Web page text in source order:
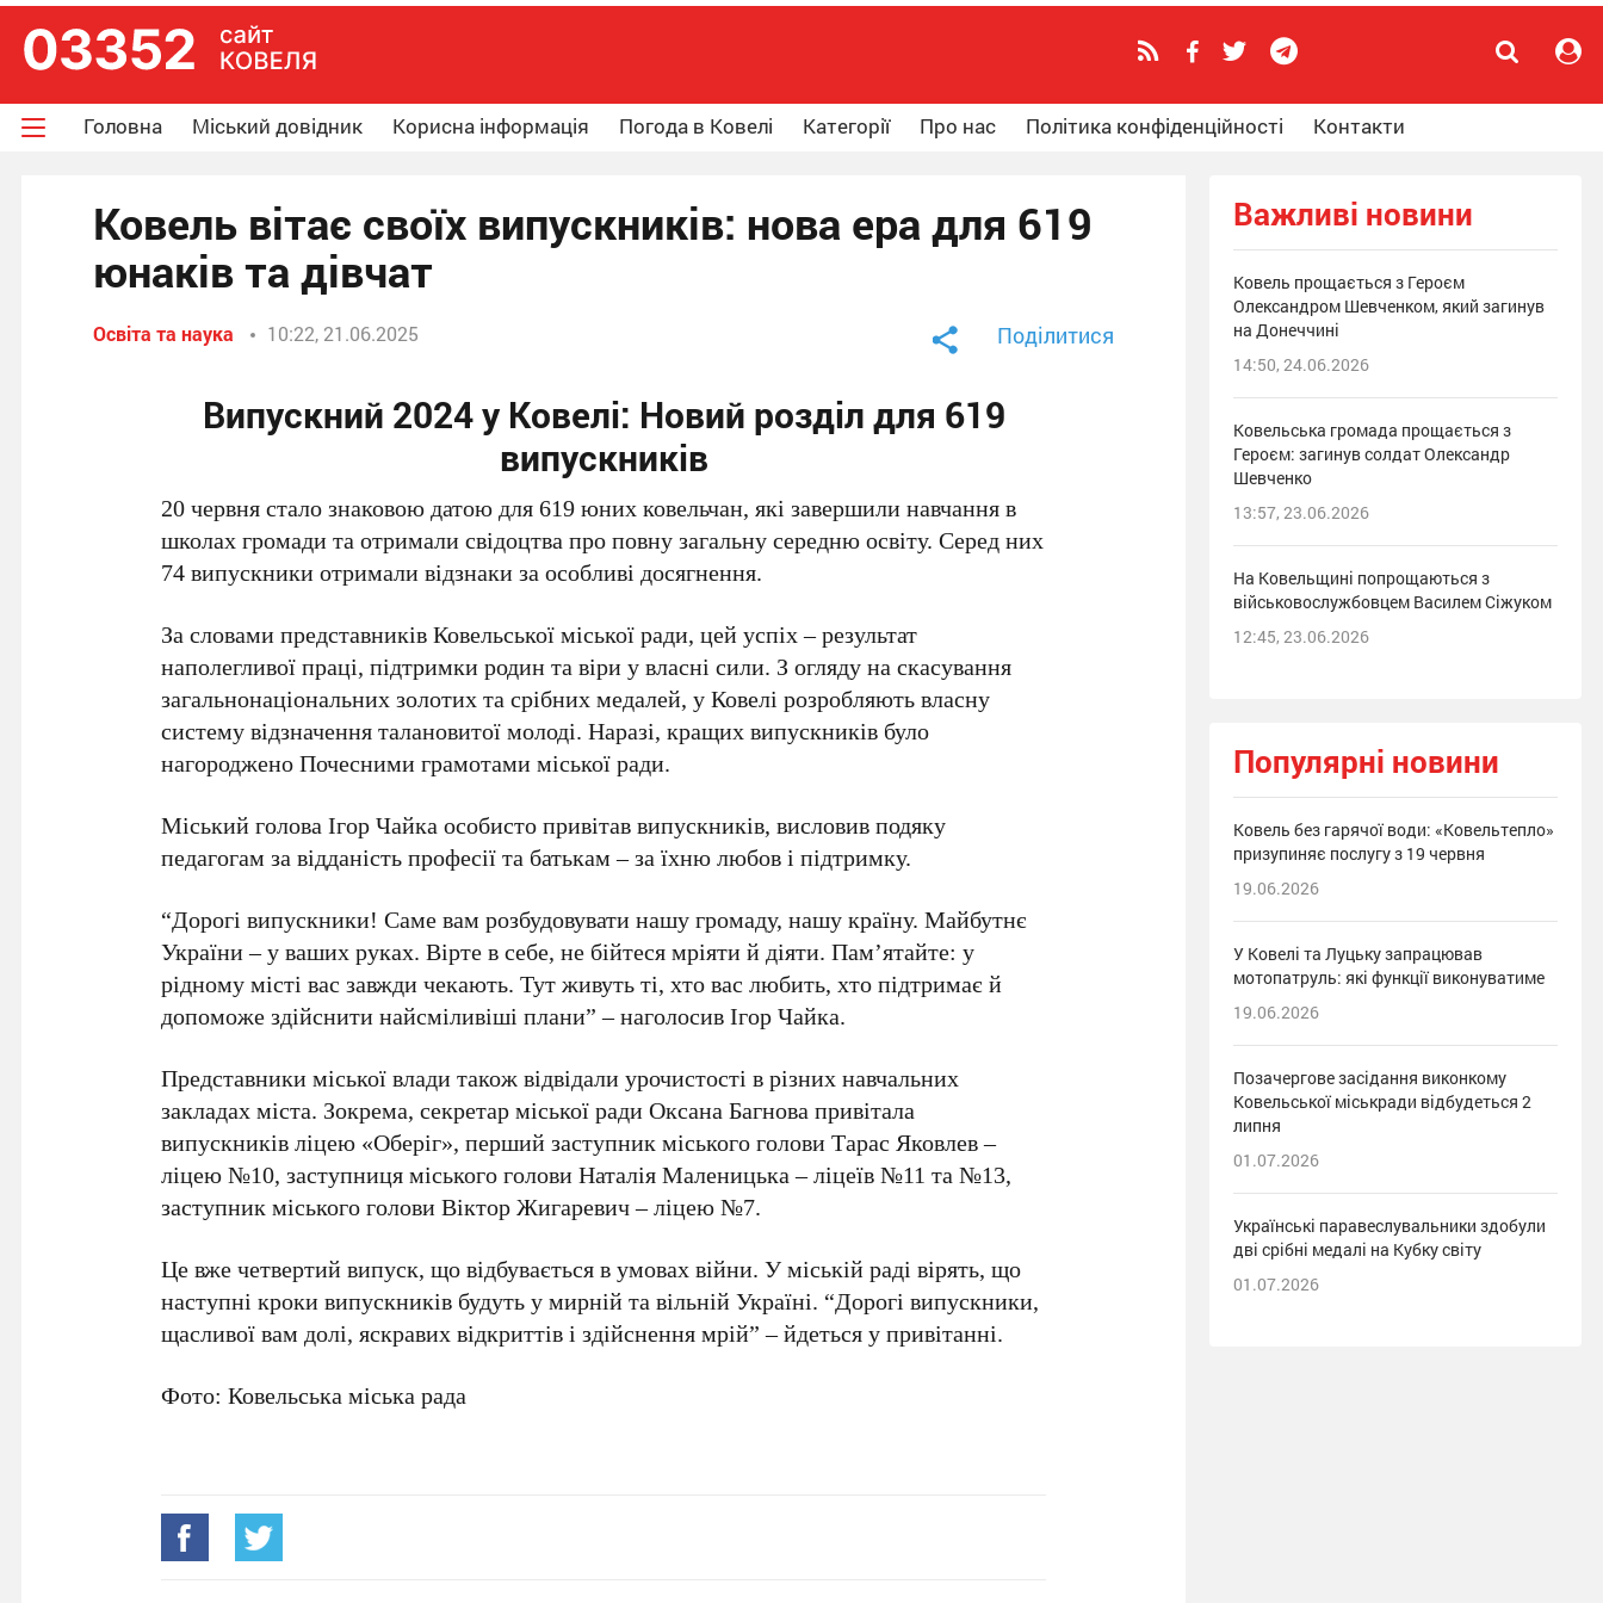
Головна Міський довідник Корисна інформація Погода в Ковелі Категорії Про нас Політика конфіденційності Контакти
Ковель вітає своїх випускників: нова ера для 619
юнаків та дівчат
Освіта та наука 10:22, 21.06.2025 Поділитися
Випускний 2024 у Ковелі: Новий розділ для 619
випускників
20 червня стало знаковою датою для 619 юних ковельчан, які завершили навчання в
школах громади та отримали свідоцтва про повну загальну середню освіту. Серед них
74 випускники отримали відзнаки за особливі досягнення.
За словами представників Ковельської міської ради, цей успіх – результат
наполегливої праці, підтримки родин та віри у власні сили. З огляду на скасування
загальнонаціональних золотих та срібних медалей, у Ковелі розробляють власну
систему відзначення талановитої молоді. Наразі, кращих випускників було
нагороджено Почесними грамотами міської ради.
Міський голова Ігор Чайка особисто привітав випускників, висловив подяку
педагогам за відданість професії та батькам – за їхню любов і підтримку.
“Дорогі випускники! Саме вам розбудовувати нашу громаду, нашу країну. Майбутнє
України – у ваших руках. Вірте в себе, не бійтеся мріяти й діяти. Пам’ятайте: у
рідному місті вас завжди чекають. Тут живуть ті, хто вас любить, хто підтримає й
допоможе здійснити найсміливіші плани”– наголосив Ігор Чайка.
Представники міської влади також відвідали урочистості в різних навчальних
закладах міста. Зокрема, секретар міської ради Оксана Багнова привітала
випускників ліцею «Оберіг», перший заступник міського голови Тарас Яковлев –
ліцею №10, заступниця міського голови Наталія Маленицька – ліцеїв №11 та №13,
заступник міського голови Віктор Жигаревич – ліцею №7.
Це вже четвертий випуск, що відбувається в умовах війни. У міській раді вірять, що
наступні кроки випускників будуть у мирній та вільній Україні. “Дорогі випускники,
щасливої вам долі, яскравих відкриттів і здійснення мрій”– йдеться у привітанні.
Фото: Ковельська міська рада
Важливі новини
Ковель прощається з Героєм
Олександром Шевченком, який загинув
на Донеччині
14:50, 24.06.2026
Ковельська громада прощається з
Героєм: загинув солдат Олександр
Шевченко
13:57, 23.06.2026
На Ковельщині попрощаються з
військовослужбовцем Василем Сіжуком
12:45, 23.06.2026
Популярні новини
Ковель без гарячої води: «Ковельтепло»
призупиняє послугу з 19 червня
19.06.2026
У Ковелі та Луцьку запрацював
мотопатруль: які функції виконуватиме
19.06.2026
Позачергове засідання виконкому
Ковельської міськради відбудеться 2
липня
01.07.2026
Українські паравеслувальники здобули
дві срібні медалі на Кубку світу
01.07.2026